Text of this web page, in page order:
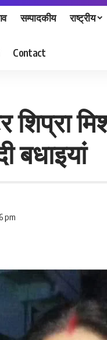
सम्पादकीय राष्ट्रीय
Contact
शिप्रा
बधाइयां
pm